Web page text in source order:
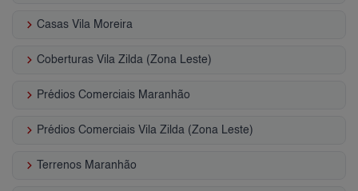
keyboard_arrow_right Casas Vila Moreira
keyboard_arrow_right Coberturas Vila Zilda (Zona Leste)
keyboard_arrow_right Prédios Comerciais Maranhão
keyboard_arrow_right Prédios Comerciais Vila Zilda (Zona Leste)
keyboard_arrow_right Terrenos Maranhão